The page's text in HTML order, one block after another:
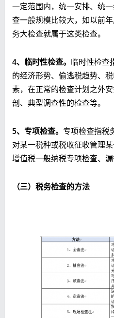
一定范围内，统一安排、统
查一般规模比较大，如以前
务大检查就属于这类检查。
4、临时性检查。 临时性检查
的经济形势、偷逃税趋势、
素，在正常的检查计划之外
剖、典型调查性的检查等。
5、专项检查。 专项检查指税
对某一税种或税收征收管理
增值税一般纳税专项检查、漏
（三）税务检查的方法